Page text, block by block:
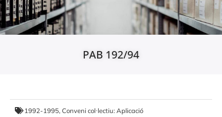
PAB 192/94
1992-1995, Conveni col·lectiu: Aplicació